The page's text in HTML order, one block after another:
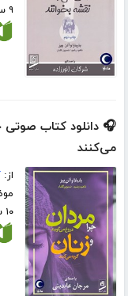
۹ ساعت و ۴۴ دقیقه
🎧 دانلود کتاب صوتی
می‌کنند
از:
۱۰ ساعت و ۳۱ دقیقه